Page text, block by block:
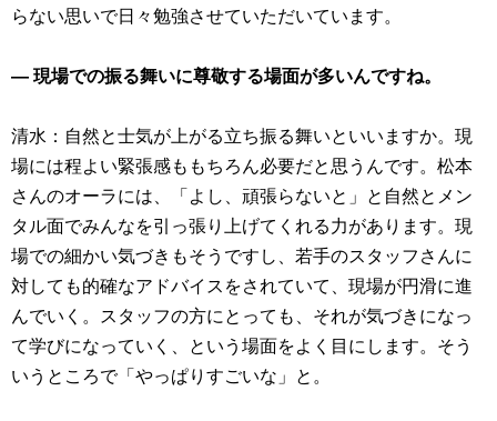
らない思いで日々勉強させていただいています。
― 現場での振る舞いに尊敬する場面が多いんですね。
清水：自然と士気が上がる立ち振る舞いといいますか。現
場には程よい緊張感ももちろん必要だと思うんです。松本
さんのオーラには、「よし、頑張らないと」と自然とメン
タル面でみんなを引っ張り上げてくれる力があります。現
場での細かい気づきもそうですし、若手のスタッフさんに
対しても的確なアドバイスをされていて、現場が円滑に進
んでいく。スタッフの方にとっても、それが気づきになっ
て学びになっていく、という場面をよく目にします。そう
いうところで「やっぱりすごいな」と。